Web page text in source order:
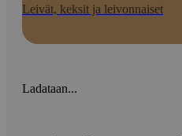
Leivät, keksit ja leivonnaiset
Ladataan...